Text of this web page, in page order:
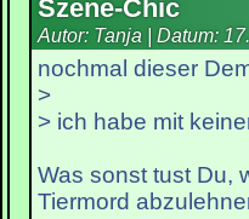
Szene-Chic
Autor: Tanja | Datum:
nochmal dieser
>
> ich habe mit
Was sonst tust Du,
Tiermord